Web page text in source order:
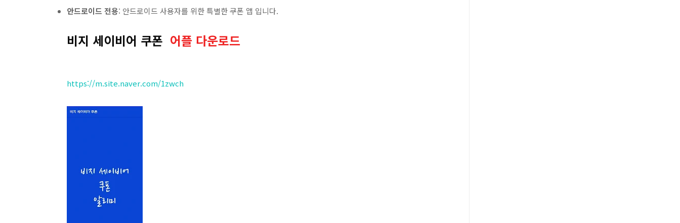
안드로이드 전용: 안드로이드 사용자를 위한 특별한 쿠폰 앱 입니다.
비지 세이비어 쿠폰 어플 다운로드
https://m.site.naver.com/1zwch